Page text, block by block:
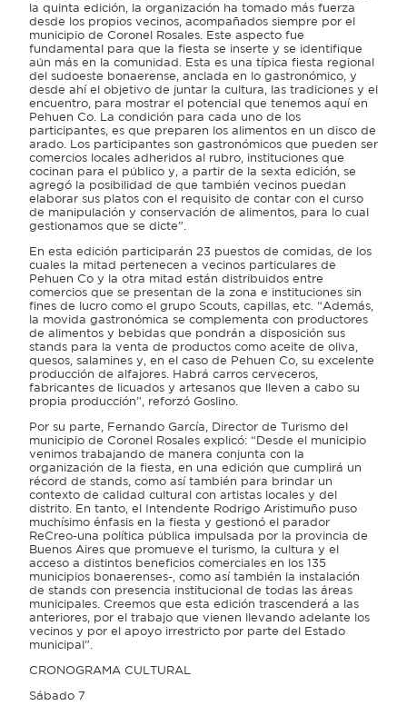
la quinta edición, la organización ha tomado más fuerza
desde los propios vecinos, acompañados siempre por el
municipio de Coronel Rosales. Este aspecto fue
fundamental para que la fiesta se inserte y se identifique
aún más en la comunidad. Esta es una típica fiesta regional
del sudoeste bonaerense, anclada en lo gastronómico, y
desde ahí el objetivo de juntar la cultura, las tradiciones y el
encuentro, para mostrar el potencial que tenemos aquí en
Pehuen Co. La condición para cada uno de los
participantes, es que preparen los alimentos en un disco de
arado. Los participantes son gastronómicos que pueden ser
comercios locales adheridos al rubro, instituciones que
cocinan para el público y, a partir de la sexta edición, se
agregó la posibilidad de que también vecinos puedan
elaborar sus platos con el requisito de contar con el curso
de manipulación y conservación de alimentos, para lo cual
gestionamos que se dicte”.
En esta edición participarán 23 puestos de comidas, de los
cuales la mitad pertenecen a vecinos particulares de
Pehuen Co y la otra mitad están distribuidos entre
comercios que se presentan de la zona e instituciones sin
fines de lucro como el grupo Scouts, capillas, etc. “Además,
la movida gastronómica se complementa con productores
de alimentos y bebidas que pondrán a disposición sus
stands para la venta de productos como aceite de oliva,
quesos, salamines y, en el caso de Pehuen Co, su excelente
producción de alfajores. Habrá carros cerveceros,
fabricantes de licuados y artesanos que lleven a cabo su
propia producción”, reforzó Goslino.
Por su parte, Fernando García, Director de Turismo del
municipio de Coronel Rosales explicó: “Desde el municipio
venimos trabajando de manera conjunta con la
organización de la fiesta, en una edición que cumplirá un
récord de stands, como así también para brindar un
contexto de calidad cultural con artistas locales y del
distrito. En tanto, el Intendente Rodrigo Aristimuño puso
muchísimo énfasis en la fiesta y gestionó el parador
ReCreo-una política pública impulsada por la provincia de
Buenos Aires que promueve el turismo, la cultura y el
acceso a distintos beneficios comerciales en los 135
municipios bonaerenses-, como así también la instalación
de stands con presencia institucional de todas las áreas
municipales. Creemos que esta edición trascenderá a las
anteriores, por el trabajo que vienen llevando adelante los
vecinos y por el apoyo irrestricto por parte del Estado
municipal”.
CRONOGRAMA CULTURAL
Sábado 7